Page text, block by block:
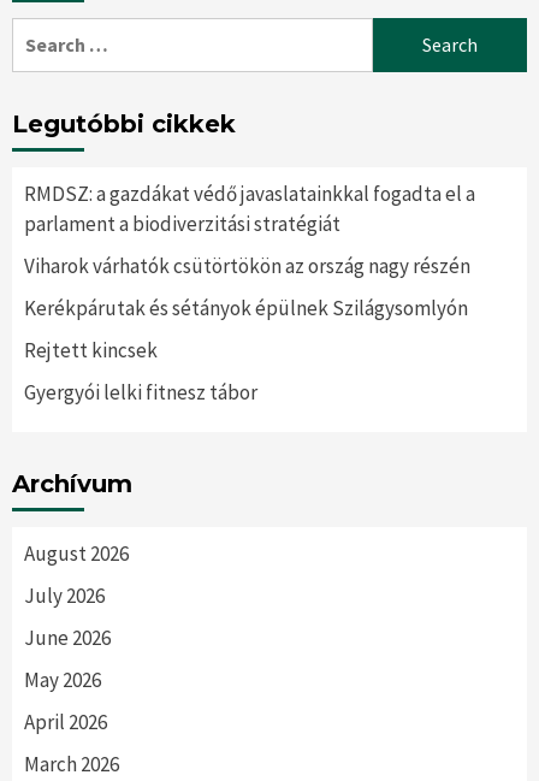
for:
Legutóbbi cikkek
RMDSZ: a gazdákat védő javaslatainkkal fogadta el a
parlament a biodiverzitási stratégiát
Viharok várhatók csütörtökön az ország nagy részén
Kerékpárutak és sétányok épülnek Szilágysomlyón
Rejtett kincsek
Gyergyói lelki fitnesz tábor
Archívum
August 2026
July 2026
June 2026
May 2026
April 2026
March 2026